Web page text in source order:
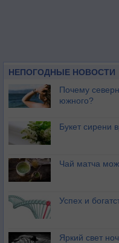
НЕПОГОДНЫЕ НОВОСТИ
Почему
южного?
Букет сирени
Чай матча
Успех и
Яркий свет